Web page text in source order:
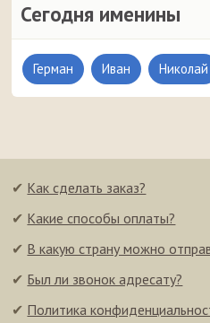
Сегодня именины
Герман Иван Николай
✔ Как сделать заказ?
✔ Какие способы оплаты?
✔ В какую страну можно
✔ Был ли звонок адресату?
✔ Политика